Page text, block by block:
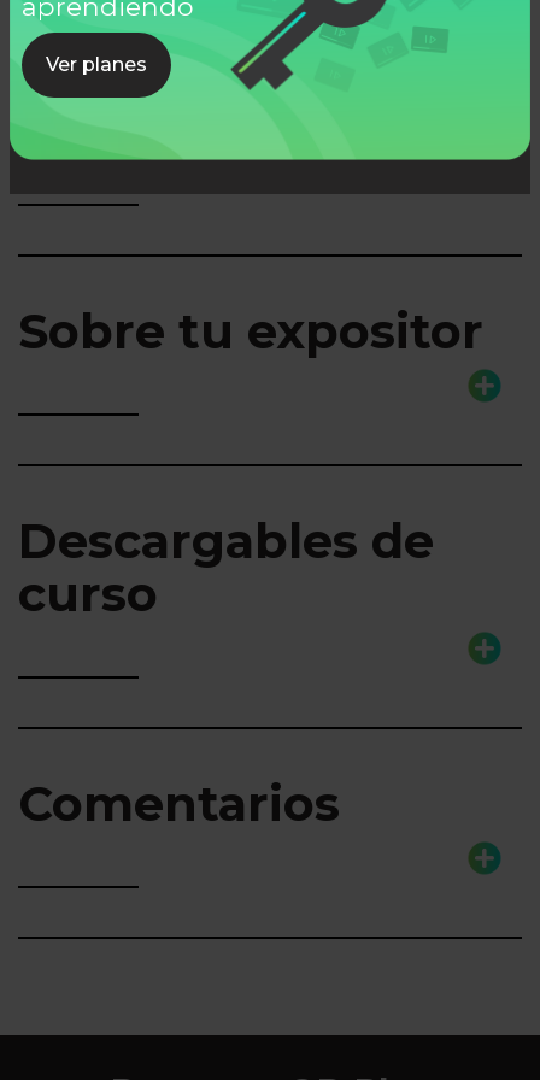
Ver planes
Lo que aprenderás
Sobre tu expositor
Descargables de
curso
Comentarios